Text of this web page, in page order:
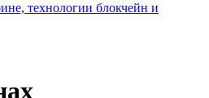
технологии блокчейн и